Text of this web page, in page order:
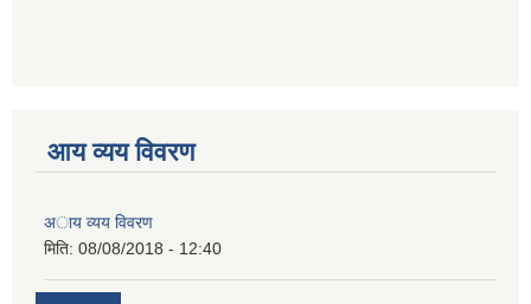
आय व्यय विवरण
अाय व्यय विवरण
मिति: 08/08/2018 - 12:40